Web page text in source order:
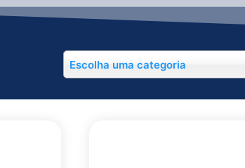
Escolha uma categoria